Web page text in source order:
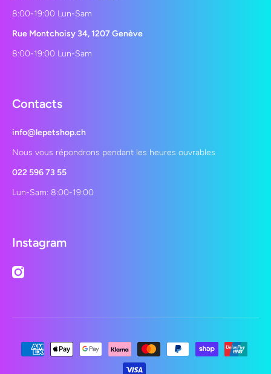
8:00-19:00 Lun-Sam
Rue Montchoisy 34, 1207 Genève
8:00-19:00 Lun-Sam
Contacts
info@lepetshop.ch
Nous vous répondrons pendant les heures ouvrables
022 596 73 55
Lun-Sam: 8:00-19:00
Instagram
instagramcom/lepetshopch/
Moyens de paiement